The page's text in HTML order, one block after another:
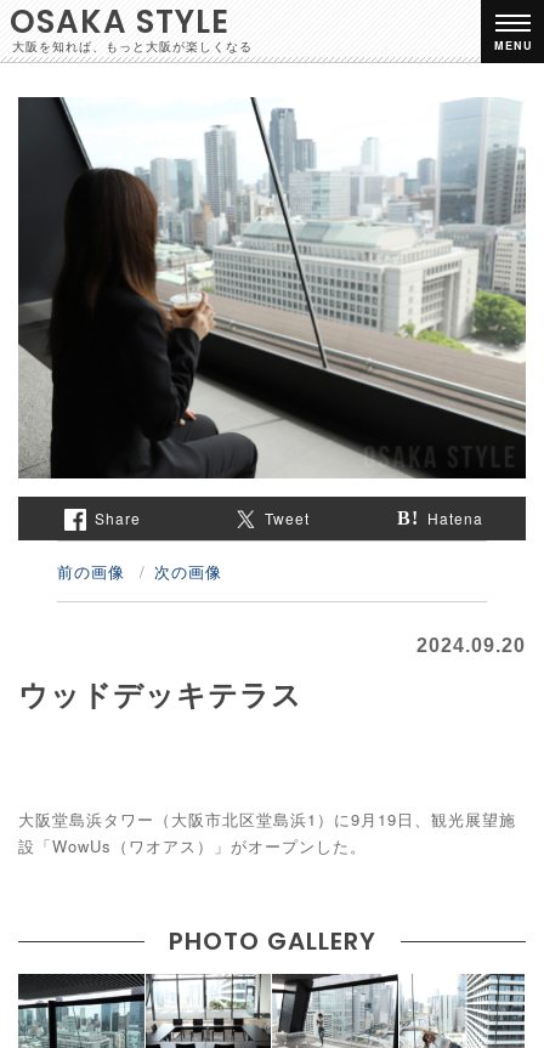
OSAKA STYLE
大阪を知れば、もっと大阪が楽しくなる MENU
Share Tweet Hatena
前の画像 次の画像
2024.09.20
ウッドデッキテラス
大阪堂島浜タワー（大阪市北区堂島浜1）に9月19日、観光展望施
設「WowUs（ワオアス）」がオープンした。
PHOTO GALLERY